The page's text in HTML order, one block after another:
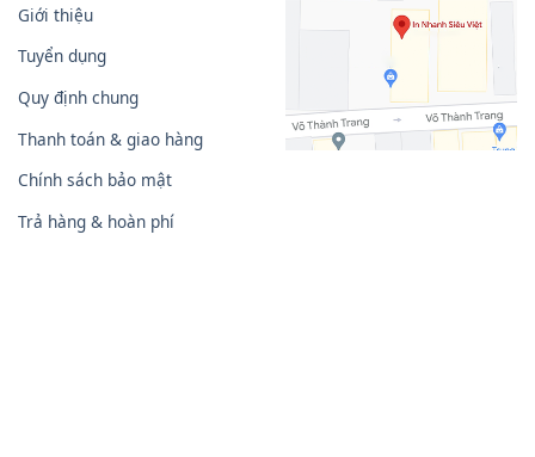
Giới thiệu
Tuyển dụng
Quy định chung
Thanh toán & giao hàng
Chính sách bảo mật
Trả hàng & hoàn phí